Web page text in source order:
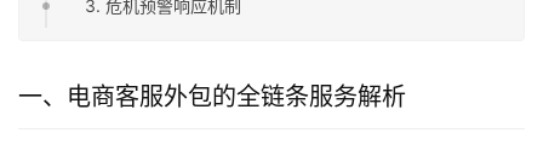
3. 危机预警响应机制
一、电商客服外包的全链条服务解析